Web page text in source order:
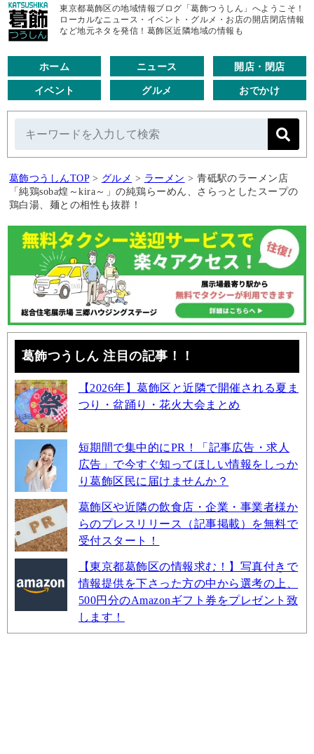
東京都葛飾区の地域情報ブログ「葛飾つうしん」へようこそ！
ローカルなニュース・イベント・グルメ・お店の開店閉店情報
など地元ネタを発信！葛飾区近隣地域の情報も
ホーム ニュース 開店・閉店
イベント グルメ おでかけ
葛飾つうしんTOP > グルメ > ラーメン > 青砥駅のラーメン店
「純鶏soba煌～kira～」の純鶏らーめん、さらっとしたスープの
鶏白湯、麺との相性も抜群！
葛飾つうしん 注目の記事！！
【2026年】葛飾区と近隣で開催される夏ま
つり・盆踊り・花火大会まとめ
短期間で集中的にPR！「記事広告・求人
広告」で今すぐ知ってほしい情報をしっか
り葛飾区民に届けませんか？
葛飾区や近隣の飲食店・企業・事業者様か
らのプレスリリース（記事掲載）を無料で
受付スタート！
【東京都葛飾区の情報求む！】写真付きで
情報提供を下さった方の中から選考の上、
500円分のAmazonギフト券をプレゼント致
します！